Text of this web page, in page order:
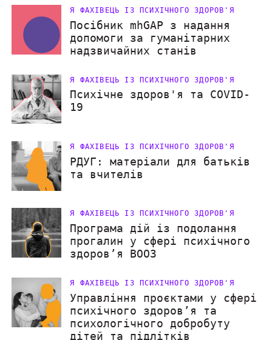
Посібник mhGAP з надання
допомоги за гуманітарних
надзвичайних станів
Я ФАХІВЕЦЬ ІЗ ПСИХІЧНОГО ЗДОРОВ'Я
Психічне здоров'я та COVID-
19
Я ФАХІВЕЦЬ ІЗ ПСИХІЧНОГО ЗДОРОВ'Я
РДУГ: матеріали для батьків
та вчителів
Я ФАХІВЕЦЬ ІЗ ПСИХІЧНОГО ЗДОРОВ'Я
Програма дій із подолання
прогалин у сфері психічного
здоров’я ВООЗ
Я ФАХІВЕЦЬ ІЗ ПСИХІЧНОГО ЗДОРОВ'Я
Управління проєктами у сфері
психічного здоров’я та
психологічного добробуту
дітей та підлітків
Я ФАХІВЕЦЬ ІЗ ПСИХІЧНОГО ЗДОРОВ'Я